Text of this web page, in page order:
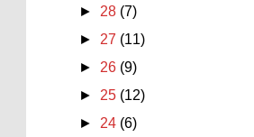
► 28 (7)
► 27 (11)
► 26 (9)
► 25 (12)
► 24 (6)